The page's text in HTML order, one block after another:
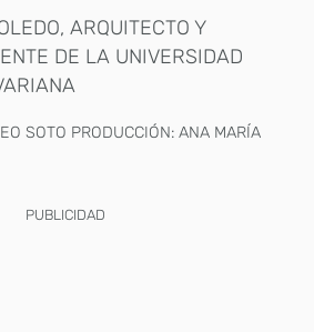
ARQUITECTO Y
DE LA UNIVERSIDAD
SOTO PRODUCCIÓN: ANA MARÍA
PUBLICIDAD